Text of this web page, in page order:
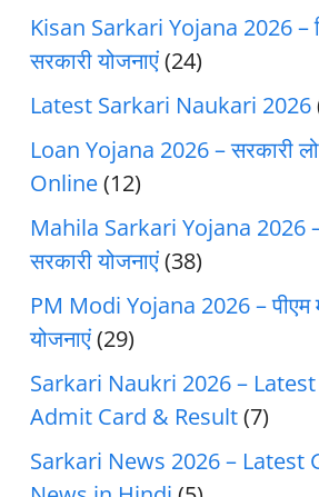
Kisan Sarkari Yojana 2026 –
सरकारी योजनाएं(24)
Latest Sarkari Naukari 2026
Loan Yojana 2026 – सरकारी
Online(12)
Mahila Sarkari Yojana 2026
सरकारी योजनाएं(38)
PM Modi Yojana 2026 – पीएम
योजनाएं(29)
Sarkari Naukri 2026 –
Admit Card & Result(7)
Sarkari News 2026 – Latest